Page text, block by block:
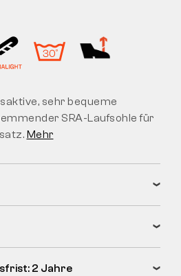
sehr bequeme
SRA-Laufsohle für
Mehr
2 Jahre